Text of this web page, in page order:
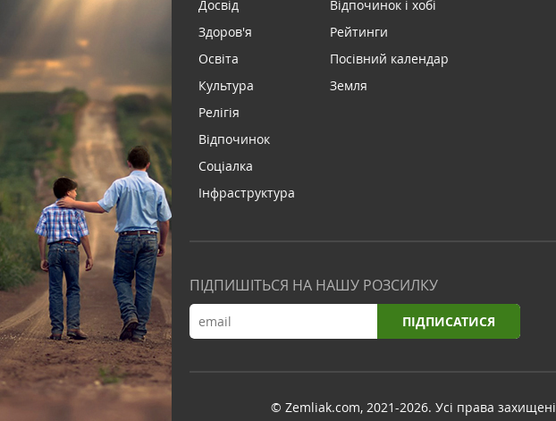
Досвід
Здоров'я
Освіта
Культура
Релігія
Відпочинок
Соціалка
Інфраструктура
Відпочинок і хобі
Рейтинги
Посівний календар
Земля
ПІДПИШІТЬСЯ НА НАШУ РОЗСИЛКУ
ПІДПИСАТИСЯ
© Zemliak.com, 2021-2026. Усі права захищені